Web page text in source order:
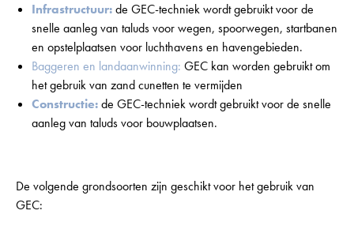
Infrastructuur:de GEC-techniek wordt gebruikt voor de
snelle aanleg van taluds voor wegen, spoorwegen, startbanen
en opstelplaatsen voor luchthavens en havengebieden.
Baggeren en landaanwinning: GEC kan worden gebruikt om
het gebruik van zand cunetten te vermijden
Constructie:de GEC-techniek wordt gebruikt voor de snelle
aanleg van taluds voor bouwplaatsen.
De volgende grondsoorten zijn geschikt voor het gebruik van
GEC: